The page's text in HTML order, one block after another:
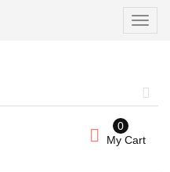
My Cart
0